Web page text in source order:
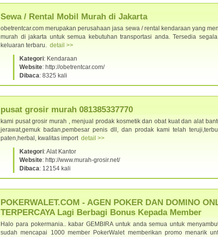
Sewa / Rental Mobil Murah di Jakarta
obetrentcar.com merupakan perusahaan jasa sewa / rental kendaraan yang
murah di jakarta untuk semua kebutuhan transportasi anda. Tersedia
keluaran terbaru. detail >>
Kategori: Kendaraan
Website: http://obetrentcar.com/
Dibaca: 8325 kali
pusat grosir murah 081385337770
kami pusat grosir murah , menjual prodak kosmetik dan obat kuat dan alat
jerawat,gemuk badan,pembesar penis dll, dan prodak kami telah
paten,herbal, kwalitas import detail >>
Kategori: Alat Kantor
Website: http://www.murah-grosir.net/
Dibaca: 12154 kali
POKERWALET.COM - AGEN POKER DAN DOMINO
TERPERCAYA Lagi Berbagi Bonus Kepada Member
Halo para pokermania.. kabar GEMBIRA untuk anda semua untuk
sudah mencapai 1000 member PokerWalet memberikan promo menarik